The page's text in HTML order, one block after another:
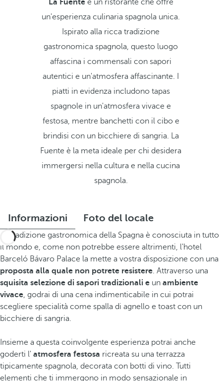
La Fuente è un ristorante che offre
un'esperienza culinaria spagnola unica.
Ispirato alla ricca tradizione
gastronomica spagnola, questo luogo
affascina i commensali con sapori
autentici e un'atmosfera affascinante. I
piatti in evidenza includono tapas
spagnole in un'atmosfera vivace e
festosa, mentre banchetti con il cibo e
brindisi con un bicchiere di sangria. La
Fuente è la meta ideale per chi desidera
immergersi nella cultura e nella cucina
spagnola.
Informazioni Foto del locale
La tradizione gastronomica della Spagna è conosciuta in tutto
il mondo e, come non potrebbe essere altrimenti, l'hotel
Barceló Bávaro Palace la mette a vostra disposizione con una
proposta alla quale non potrete resistere. Attraverso una
squisita selezione di sapori tradizionali e un ambiente
vivace, godrai di una cena indimenticabile in cui potrai
scegliere specialità come spalla di agnello e toast con un
bicchiere di sangria.
Insieme a questa coinvolgente esperienza potrai anche
goderti l' atmosfera festosa ricreata su una terrazza
tipicamente spagnola, decorata con botti di vino. Tutti
elementi che ti immergono in modo sensazionale in